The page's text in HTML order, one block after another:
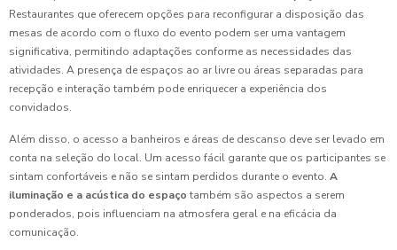
Restaurantes que oferecem opções para reconfigurar a disposição das
mesas de acordo com o fluxo do evento podem ser uma vantagem
significativa, permitindo adaptações conforme as necessidades das
atividades. A presença de espaços ao ar livre ou áreas separadas para
recepção e interação também pode enriquecer a experiência dos
convidados.
Além disso, o acesso a banheiros e áreas de descanso deve ser levado em
conta na seleção do local. Um acesso fácil garante que os participantes se
sintam confortáveis e não se sintam perdidos durante o evento. A
iluminação e a acústica do espaço também são aspectos a serem
ponderados, pois influenciam na atmosfera geral e na eficácia da
comunicação.